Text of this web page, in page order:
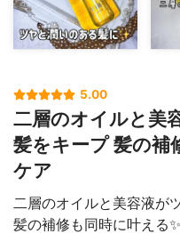
5.00
二層のオイルと美
髪をキープ 髪の補
ケア
二層のオイルと美容液が
髪の補修も同時に叶える✨